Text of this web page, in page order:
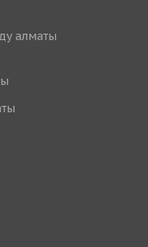
алматы